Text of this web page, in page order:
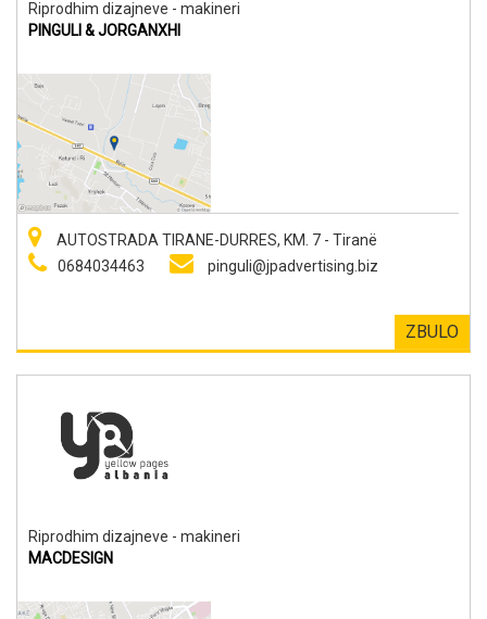
Riprodhim dizajneve - makineri
PINGULI & JORGANXHI
AUTOSTRADA TIRANE-DURRES, KM. 7 - Tiranë
0684034463
pinguli@jpadvertising.biz
ZBULO
Riprodhim dizajneve - makineri
MACDESIGN